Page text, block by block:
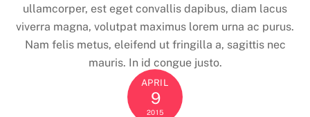
ullamcorper, est eget convallis dapibus, diam lacus
viverra magna, volutpat maximus lorem urna ac purus.
Nam felis metus, eleifend ut fringilla a, sagittis nec
mauris. In id congue justo.
APRIL
9
2015